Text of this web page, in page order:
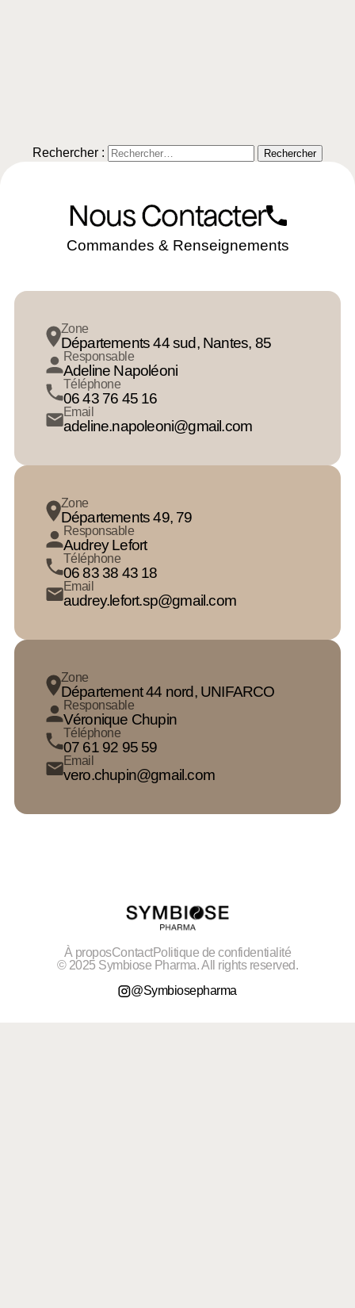
Rechercher :
Nous Contacter
Commandes & Renseignements
Zone
Départements 44 sud, Nantes, 85
Responsable
Adeline Napoléoni
Téléphone
06 43 76 45 16
Email
adeline.napoleoni@gmail.com
Zone
Départements 49, 79
Responsable
Audrey Lefort
Téléphone
06 83 38 43 18
Email
audrey.lefort.sp@gmail.com
Zone
Département 44 nord, UNIFARCO
Responsable
Véronique Chupin
Téléphone
07 61 92 95 59
Email
vero.chupin@gmail.com
À proposContactPolitique de confidentialité
© 2025 Symbiose Pharma. All rights reserved.
@Symbiosepharma